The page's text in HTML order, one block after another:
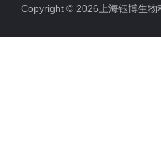
Copyright © 2026上海钰博生